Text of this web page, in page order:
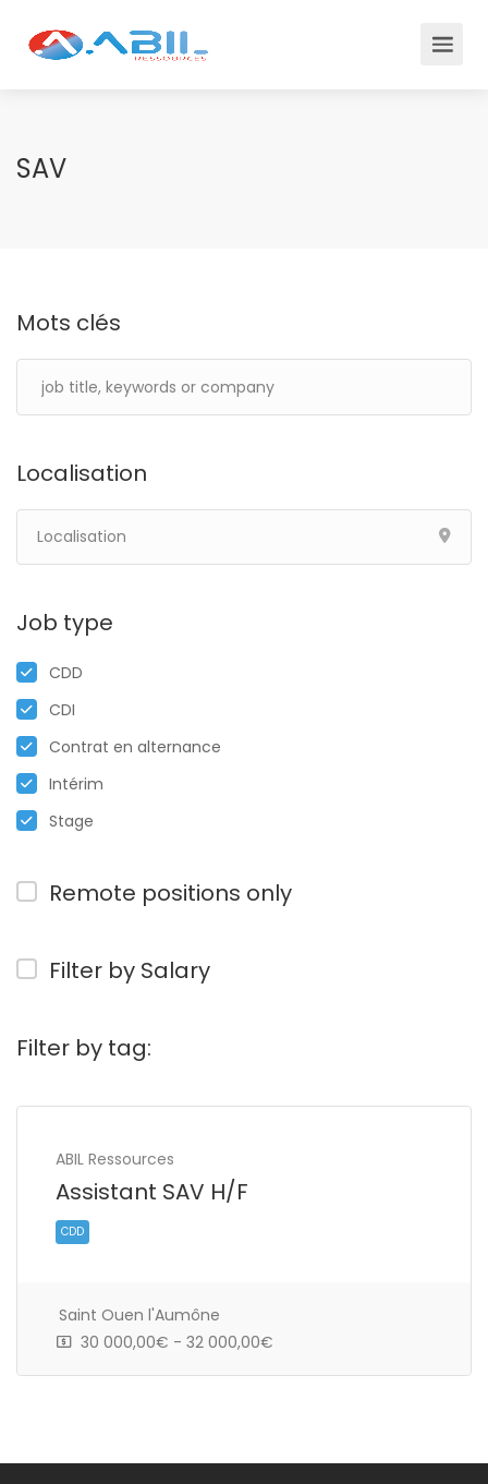
SAV
Mots clés
Localisation
Job type
CDD
CDI
Contrat en alternance
Intérim
Stage
Remote positions only
Filter by Salary
Filter by tag:
ABIL Ressources
Assistant SAV H/F
Saint Ouen l'Aumône
30 000,00€ - 32 000,00€